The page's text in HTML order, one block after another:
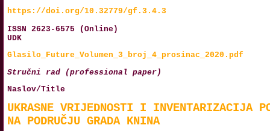
https://doi.org/10.32779/gf.3.4.3
ISSN 2623-6575 (Online)
UDK
Glasilo_Future_Volumen_3_broj_4_prosinac_2020.pdf
Stručni rad (professional paper)
Naslov/Title
UKRASNE VRIJEDNOSTI I INVENTARIZACIJA
NA PODRUČJU GRADA KNINA